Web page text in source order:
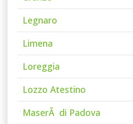
Legnaro
Limena
Loreggia
Lozzo Atestino
MaserÃ di Padova